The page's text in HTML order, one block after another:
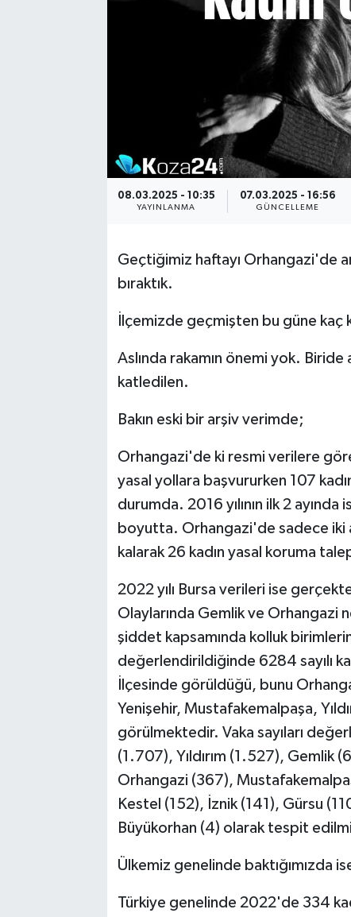
08.03.2025 - 10:35
YAYINLANMA
07.03.2025 - 16:56
GÜNCELLEME
Geçtiğimiz haftayı Orhangazi'de
bıraktık.
İlçemizde geçmişten bu güne kaç
Aslında rakamın önemi yok. Biride
katledilen.
Bakın eski bir arşiv verimde;
Orhangazi'de ki resmi verilere
yasal yollara başvururken 107
durumda. 2016 yılının ilk 2
boyutta. Orhangazi'de sadece iki
kalarak 26 kadın yasal koruma
2022 yılı Bursa verileri ise
Olaylarında Gemlik ve Orhangazi
şiddet kapsamında kolluk
değerlendirildiğinde 6284 sayılı
İlçesinde görüldüğü, bunu
Yenişehir, Mustafakemalpaşa,
görülmektedir. Vaka sayıları
(1.707), Yıldırım (1.527),
Orhangazi (367),
Kestel (152), İznik (141), Gürsu
Büyükorhan (4) olarak tespit
Ülkemiz genelinde baktığımızda
Türkiye genelinde 2022'de 334